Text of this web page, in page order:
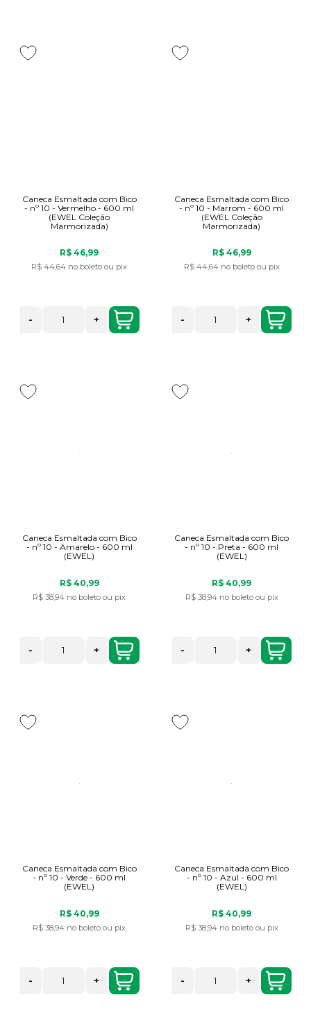
Caneca Esmaltada com Bico
- nº 10 - Vermelho - 600 ml
(EWEL Coleção
Marmorizada)
R$ 46,99
R$ 44,64 no boleto ou pix
- +
Caneca Esmaltada com Bico
- nº 10 - Marrom - 600 ml
(EWEL Coleção
Marmorizada)
R$ 46,99
R$ 44,64 no boleto ou pix
- +
Caneca Esmaltada com Bico
- nº 10 - Amarelo - 600 ml
(EWEL)
R$ 40,99
R$ 38,94 no boleto ou pix
- +
Caneca Esmaltada com Bico
- nº 10 - Preta - 600 ml
(EWEL)
R$ 40,99
R$ 38,94 no boleto ou pix
- +
Caneca Esmaltada com Bico
- nº 10 - Verde - 600 ml
(EWEL)
R$ 40,99
R$ 38,94 no boleto ou pix
- +
Caneca Esmaltada com Bico
- nº 10 - Azul - 600 ml
(EWEL)
R$ 40,99
R$ 38,94 no boleto ou pix
- +